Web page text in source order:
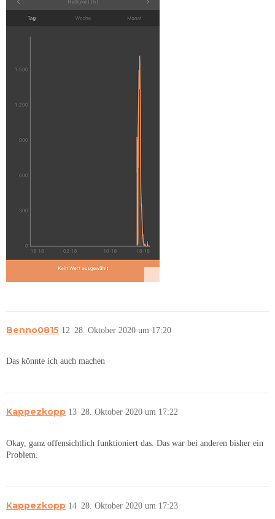
Benno0815 28. Oktober 2020 um 17:20
12
Das könnte ich auch machen
Kappezkopp 28. Oktober 2020 um 17:22
13
Okay, ganz offensichtlich funktioniert das. Das war bei anderen bisher ein
Problem.
Kappezkopp 28. Oktober 2020 um 17:23
14